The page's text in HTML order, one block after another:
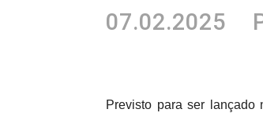
07.02.2025
Previsto para ser lançado